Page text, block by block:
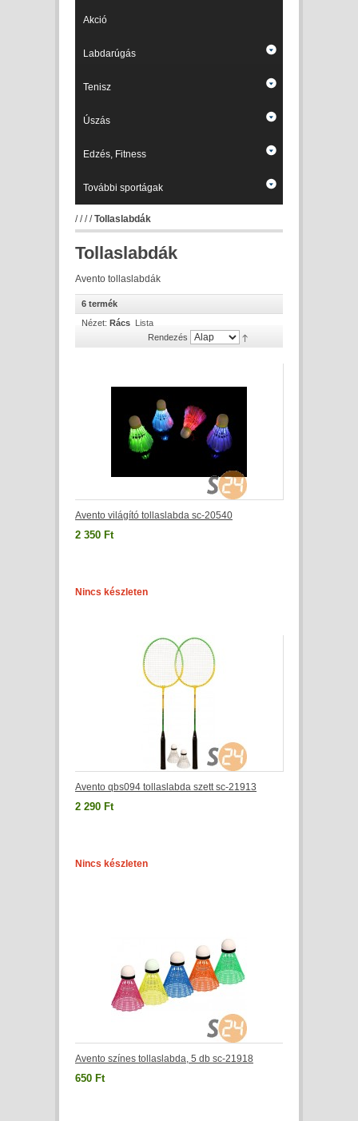
Akció
Labdarúgás
Tenisz
Úszás
Edzés, Fitness
További sportágak
////Tollaslabdák
Tollaslabdák
Avento tollaslabdák
6 termék
Nézet: Rács Lista
Rendezés
Avento világító tollaslabda sc-20540
2 350 Ft
Nincs készleten
Avento qbs094 tollaslabda szett sc-21913
2 290 Ft
Nincs készleten
Avento színes tollaslabda, 5 db sc-21918
650 Ft